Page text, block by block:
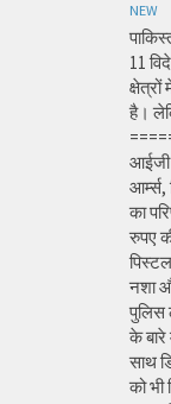
NEW
11
है।
आईजी
का
रुपए
नशा
पुलिस
के बारे
साथ
को भी